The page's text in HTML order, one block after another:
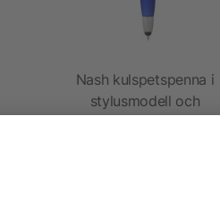
Nash kulspetspenna i
stylusmodell och